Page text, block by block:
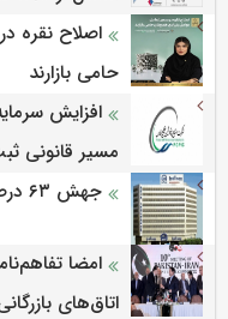
اصلاح نقره
حامی بازارند
مسیر قانونی
جهش ۶۳ درصدی پرتفوی بیمه آسیا
امضا
اتاق‌های